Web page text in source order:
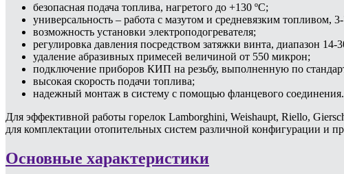
безопасная подача топлива, нагретого до +130 ºC;
универсальность – работа с мазутом и средневязким топливом,
возможность установки электроподогревателя;
регулировка давления посредством затяжки винта, диапазон 14-
удаление абразивных примесей величиной от 550 микрон;
подключение приборов КИП на резьбу, выполненную по
высокая скорость подачи топлива;
надежный монтаж в систему с помощью фланцевого соединения.
Для эффективной работы горелок Lamborghini, Weishaupt, Riello,
для комплектации отопительных систем различной конфигурации и
Основные характеристики